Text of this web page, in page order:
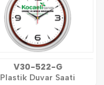
V30-522-G
Plastik Duvar Saati